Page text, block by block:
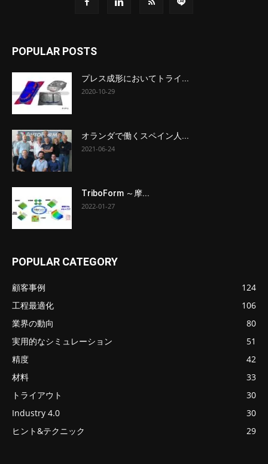
POPULAR POSTS
プレス成形においてトライ...
2020-10-29
オランダで働くスペイン人...
2021-06-24
TriboForm ～摩...
2022-01-27
POPULAR CATEGORY
顧客事例
124
工程最適化
106
業界の動向
80
実用的なシミュレーション
51
精度
42
材料
33
トライアウト
30
Industry 4.0
30
ヒント&テクニック
29